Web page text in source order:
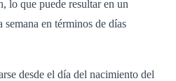
lo que puede resultar en un
semana en términos de días
desde el día del nacimiento del